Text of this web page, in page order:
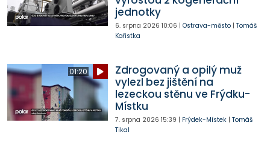
jednotky
6. srpna 2026 10:06 | Ostrava-město| Tomáš
Kořistka
01:20
Zdrogovaný a opilý muž
vylezl bez jištění na
lezeckou stěnu ve Frýdku-
Místku
7. srpna 2026 15:39 | Frýdek-Místek| Tomáš
Tikal